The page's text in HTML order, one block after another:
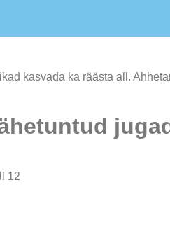
kasvada ka räästa all.
12